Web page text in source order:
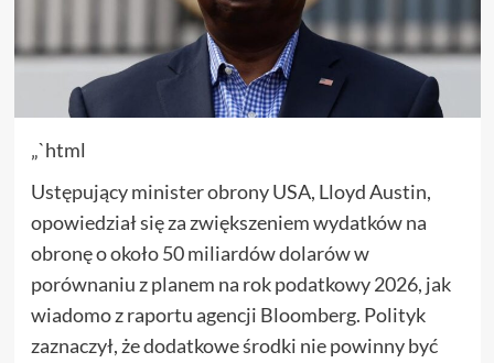
„`html
Ustępujący minister obrony USA, Lloyd Austin,
opowiedział się za zwiększeniem wydatków na
obronę o około 50 miliardów dolarów w
porównaniu z planem na rok podatkowy 2026, jak
wiadomo z raportu agencji Bloomberg. Polityk
zaznaczył, że dodatkowe środki nie powinny być